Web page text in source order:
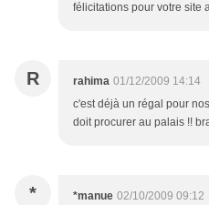
félicitations pour votre site
R rahima 01/12/2009 14:14
c'est déjà un régal pour
doit procurer au palais !!
* *manue 02/10/2009 09:12